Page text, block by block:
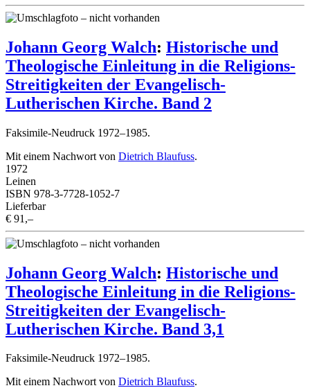
Johann Georg Walch: Historische und
Theologische Einleitung in die Religions-
Streitigkeiten der Evangelisch-
Lutherischen Kirche. Band 2
Faksimile-Neudruck 1972–1985.
Mit einem Nachwort von Dietrich Blaufuss.
1972
Leinen
ISBN 978-3-7728-1052-7
Lieferbar
€ 91,–
Johann Georg Walch: Historische und
Theologische Einleitung in die Religions-
Streitigkeiten der Evangelisch-
Lutherischen Kirche. Band 3,1
Faksimile-Neudruck 1972–1985.
Mit einem Nachwort von Dietrich Blaufuss.